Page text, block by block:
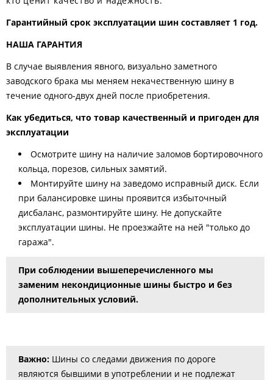
Гарантийный срок эксплуатации шин составляет 1 год.
НАША ГАРАНТИЯ
В случае выявления явного, визуально заметного
заводского брака мы меняем некачественную шину в
течение одного-двух дней после приобретения.
Как убедиться, что товар качественный и пригоден для
эксплуатации
Осмотрите шину на наличие заломов бортировочного
кольца, порезов, сильных замятий.
Монтируйте шину на заведомо исправный диск. Если
при балансировке шины проявится избыточный
дисбаланс, размонтируйте шину. Не допускайте
эксплуатации шины. Не проезжайте на ней "только до
гаража".
При соблюдении вышеперечисленного мы
заменим некондиционные шины быстро и без
дополнительных условий.
Важно: Шины со следами движения по дороге
являются бывшими в употреблении и не подлежат